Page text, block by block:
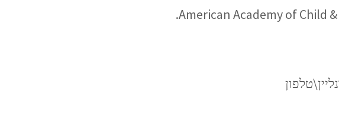
American Academy of Child